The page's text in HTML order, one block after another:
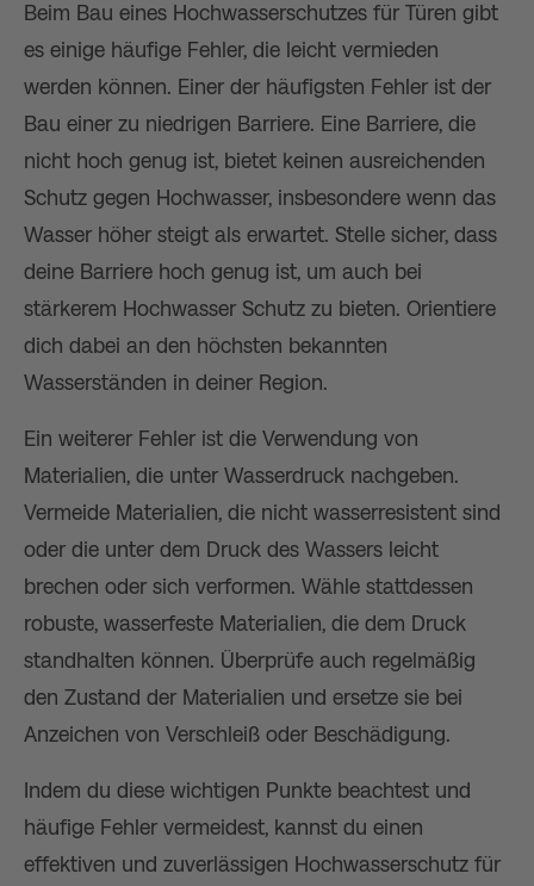
Beim Bau eines Hochwasserschutzes für Türen gibt
es einige häufige Fehler, die leicht vermieden
werden können. Einer der häufigsten Fehler ist der
Bau einer zu niedrigen Barriere. Eine Barriere, die
nicht hoch genug ist, bietet keinen ausreichenden
Schutz gegen Hochwasser, insbesondere wenn das
Wasser höher steigt als erwartet. Stelle sicher, dass
deine Barriere hoch genug ist, um auch bei
stärkerem Hochwasser Schutz zu bieten. Orientiere
dich dabei an den höchsten bekannten
Wasserständen in deiner Region.
Ein weiterer Fehler ist die Verwendung von
Materialien, die unter Wasserdruck nachgeben.
Vermeide Materialien, die nicht wasserresistent sind
oder die unter dem Druck des Wassers leicht
brechen oder sich verformen. Wähle stattdessen
robuste, wasserfeste Materialien, die dem Druck
standhalten können. Überprüfe auch regelmäßig
den Zustand der Materialien und ersetze sie bei
Anzeichen von Verschleiß oder Beschädigung.
Indem du diese wichtigen Punkte beachtest und
häufige Fehler vermeidest, kannst du einen
effektiven und zuverlässigen Hochwasserschutz für